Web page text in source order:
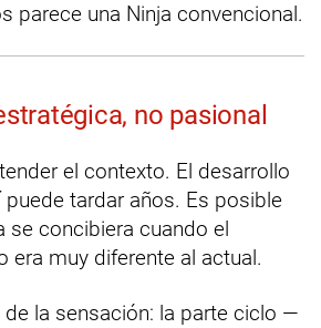
parece una Ninja convencional.
no pasional
el contexto. El desarrollo
tardar años. Es posible
se concibiera cuando el
era muy diferente al actual.
la sensación: la parte ciclo —